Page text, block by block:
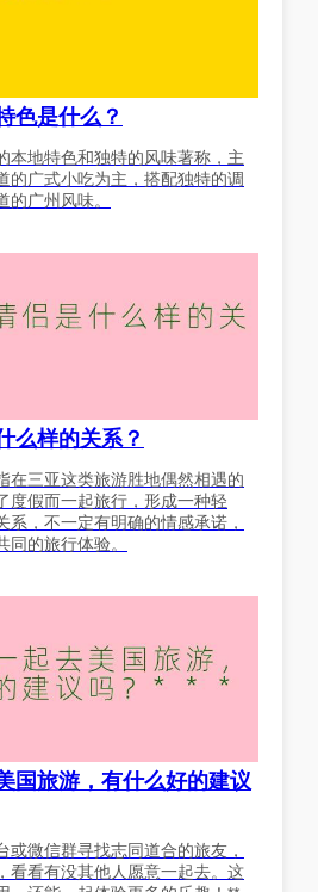
色是什么？
本地特色和独特的风味著称，主
的广式小吃为主，搭配独特的调
广州风味。
么样的关系？
在三亚这类旅游胜地偶然相遇的
度假而一起旅行，形成一种轻
系，不一定有明确的情感承诺，
的旅行体验。
国旅游，有什么好的建议
或微信群寻找志同道合的旅友，
看看有没其他人愿意一起去。这